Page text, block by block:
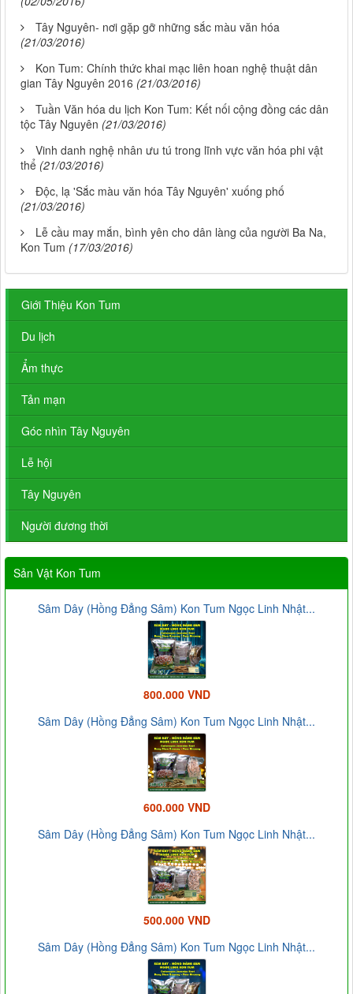
Tây Nguyên- nơi gặp gỡ những sắc màu văn hóa
(21/03/2016)
Kon Tum: Chính thức khai mạc liên hoan nghệ thuật dân
gian Tây Nguyên 2016 (21/03/2016)
Tuần Văn hóa du lịch Kon Tum: Kết nối cộng đồng các dân
tộc Tây Nguyên (21/03/2016)
Vinh danh nghệ nhân ưu tú trong lĩnh vực văn hóa phi vật
thể (21/03/2016)
Độc, lạ 'Sắc màu văn hóa Tây Nguyên' xuống phố
(21/03/2016)
Lễ cầu may mắn, bình yên cho dân làng của người Ba Na,
Kon Tum (17/03/2016)
Giới Thiệu Kon Tum
Du lịch
Ẩm thực
Tản mạn
Góc nhìn Tây Nguyên
Lễ hội
Tây Nguyên
Người đương thời
Sản Vật Kon Tum
Sâm Dây (Hồng Đẳng Sâm) Kon Tum Ngọc Linh Nhật...
800.000 VND
Sâm Dây (Hồng Đẳng Sâm) Kon Tum Ngọc Linh Nhật...
600.000 VND
Sâm Dây (Hồng Đẳng Sâm) Kon Tum Ngọc Linh Nhật...
500.000 VND
Sâm Dây (Hồng Đẳng Sâm) Kon Tum Ngọc Linh Nhật...